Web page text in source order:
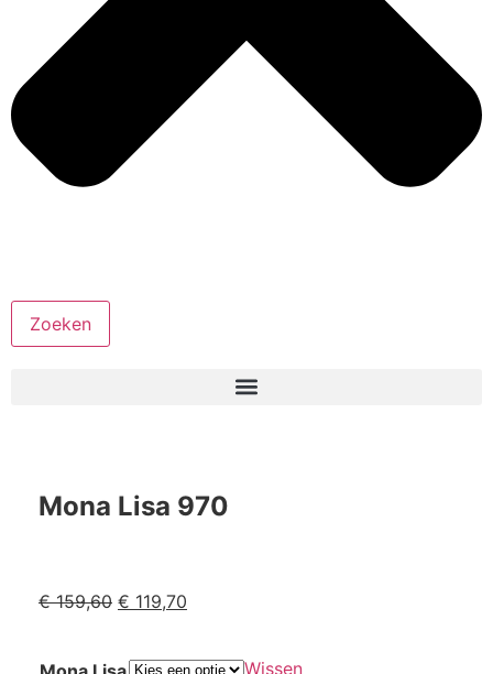
Zoeken
Mona Lisa 970
€159,60 € 119,70
Wissen